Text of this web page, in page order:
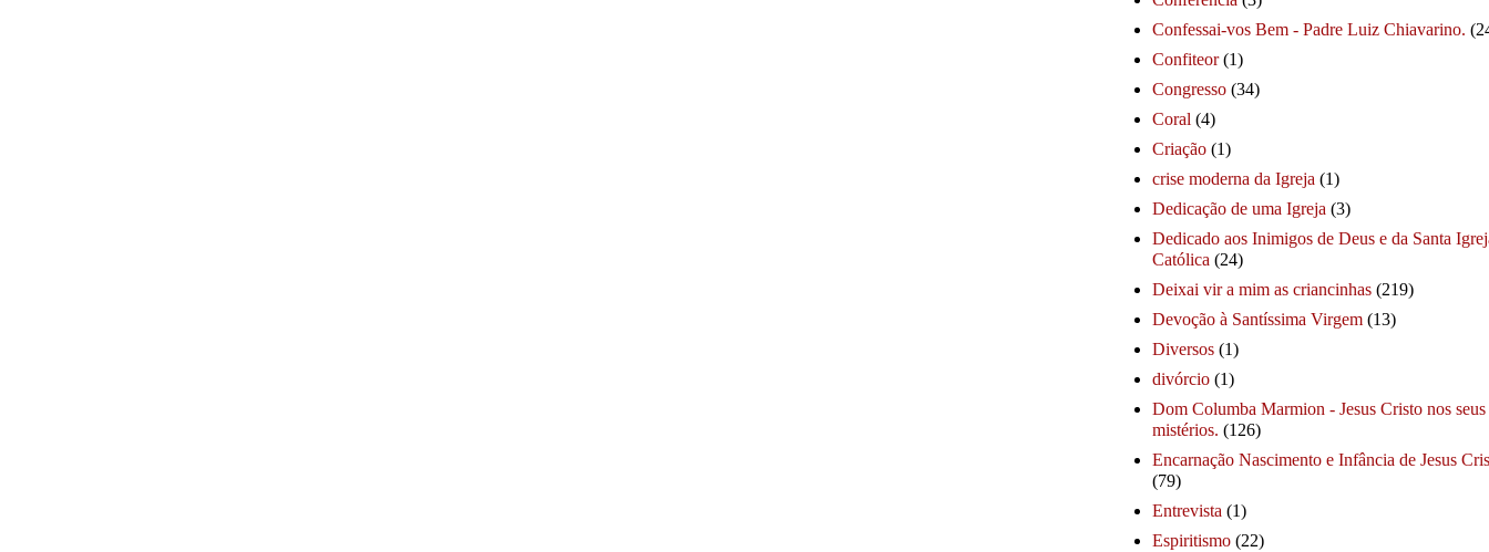
Confessai-vos Bem - Padre Luiz Chiavarino.
Confiteor (1)
Congresso (34)
Coral (4)
Criação (1)
crise moderna da Igreja (1)
Dedicação de uma Igreja (3)
Dedicado aos Inimigos de Deus e da Santa
Católica (24)
Deixai vir a mim as criancinhas (219)
Devoção à Santíssima Virgem (13)
Diversos (1)
divórcio (1)
Dom Columba Marmion - Jesus Cristo nos seus
mistérios. (126)
Encarnação Nascimento e Infância de Jesus
(79)
Entrevista (1)
Espiritismo (22)